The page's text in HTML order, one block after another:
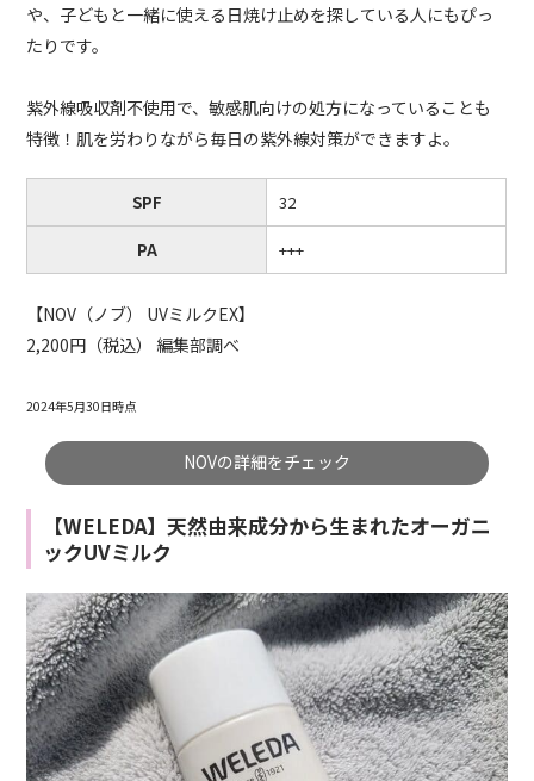
や、子どもと一緒に使える日焼け止めを探している人にもぴっ
たりです。
紫外線吸収剤不使用で、敏感肌向けの処方になっていることも
特徴！肌を労わりながら毎日の紫外線対策ができますよ。
SPF 32
PA +++
【NOV（ノブ） UVミルクEX】
2,200円（税込） 編集部調べ
2024年5月30日時点
NOVの詳細をチェック
【WELEDA】天然由来成分から生まれたオーガニ
ックUVミルク